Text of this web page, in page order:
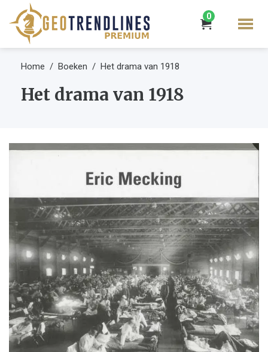
0
Home Boeken Het drama van 1918
Het drama van 1918